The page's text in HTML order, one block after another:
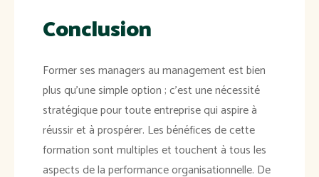
Conclusion
Former ses managers au management est bien
plus qu'une simple option ; c'est une nécessité
stratégique pour toute entreprise qui aspire à
réussir et à prospérer. Les bénéfices de cette
formation sont multiples et touchent à tous les
aspects de la performance organisationnelle. De